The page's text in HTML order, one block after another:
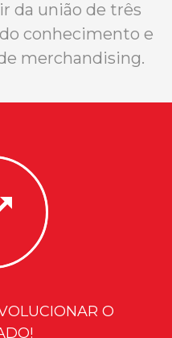
da união de três
conhecimento e
merchandising.
O